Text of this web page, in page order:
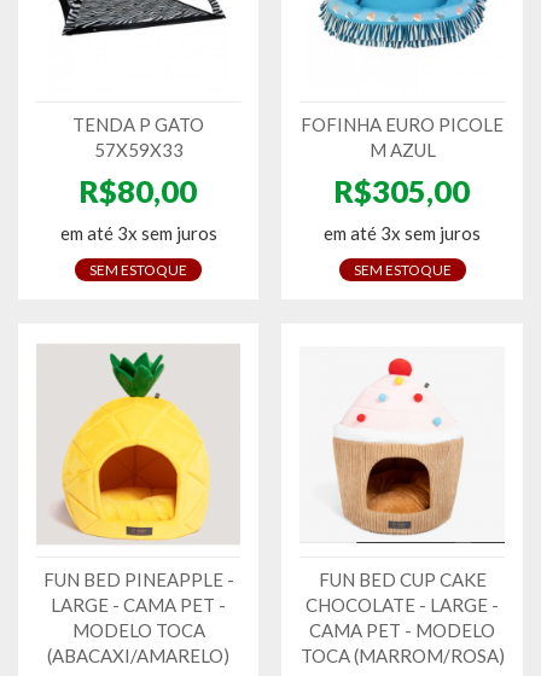
TENDA P GATO
57X59X33
R$80,00
em até 3x sem juros
SEM ESTOQUE
FOFINHA EURO PICOLE
M AZUL
R$305,00
em até 3x sem juros
SEM ESTOQUE
FUN BED PINEAPPLE -
LARGE - CAMA PET -
MODELO TOCA
(ABACAXI/AMARELO)
FUN BED CUP CAKE
CHOCOLATE - LARGE -
CAMA PET - MODELO
TOCA (MARROM/ROSA)